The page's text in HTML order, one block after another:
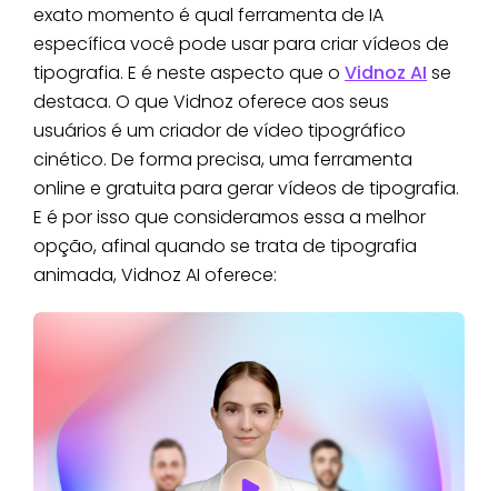
exato momento é qual ferramenta de IA
específica você pode usar para criar vídeos de
tipografia. E é neste aspecto que o Vidnoz AI se
destaca. O que Vidnoz oferece aos seus
usuários é um criador de vídeo tipográfico
cinético. De forma precisa, uma ferramenta
online e gratuita para gerar vídeos de tipografia.
E é por isso que consideramos essa a melhor
opção, afinal quando se trata de tipografia
animada, Vidnoz AI oferece: